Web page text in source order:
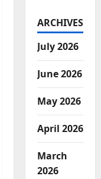
ARCHIVES
July 2026
June 2026
May 2026
April 2026
March
2026